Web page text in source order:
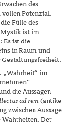
des
vollen Potenzial.
Fülle des
Mystik ist im
Es ist die
in Raum und
Gestaltungsfreiheit.
„Wahrheit“ im
die Aussagen-
ad rem (antike
zwischen Aussage
Wahrheiten. Der